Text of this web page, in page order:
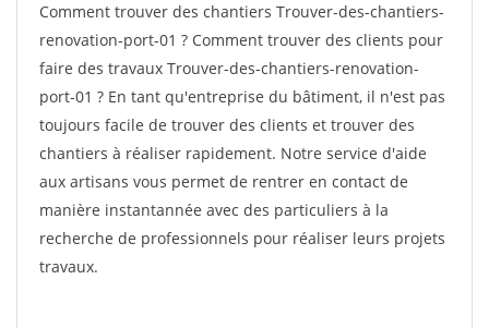
Comment trouver des chantiers Trouver-des-chantiers-
renovation-port-01 ? Comment trouver des clients pour
faire des travaux Trouver-des-chantiers-renovation-
port-01 ? En tant qu'entreprise du bâtiment, il n'est pas
toujours facile de trouver des clients et trouver des
chantiers à réaliser rapidement. Notre service d'aide
aux artisans vous permet de rentrer en contact de
manière instantannée avec des particuliers à la
recherche de professionnels pour réaliser leurs projets
travaux.